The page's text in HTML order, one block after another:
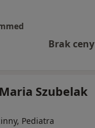
Brak ceny
Szubelak
Pediatra